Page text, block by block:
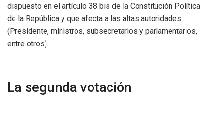
dispuesto en el artículo 38 bis de la Constitución Política
de la República y que afecta a las altas autoridades
(Presidente, ministros, subsecretarios y parlamentarios,
entre otros).
La segunda votación